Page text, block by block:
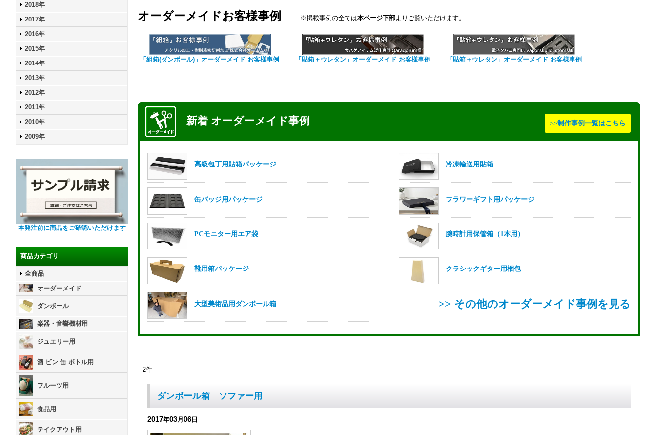
2018年
2017年
2016年
2015年
2014年
2013年
2012年
2011年
2010年
2009年
本発注前に商品をご確認いただけます
商品カテゴリ
全商品
オーダーメイド
ダンボール
楽器・音響機材用
ジュエリー用
酒 ビン 缶 ボトル用
フルーツ用
食品用
テイクアウト用
オーダーメイドお客様事例 ※掲載事例の全ては本ページ下部よりご覧いただけます。
「組箱(ダンボール)」オーダーメイド お客様事例 「貼箱＋ウレタン」オーダーメイド お客様事例 「貼箱＋ウレタン」オーダーメイド お客様事例
2件
ダンボール箱 ソファー用
2017年03月 06 日